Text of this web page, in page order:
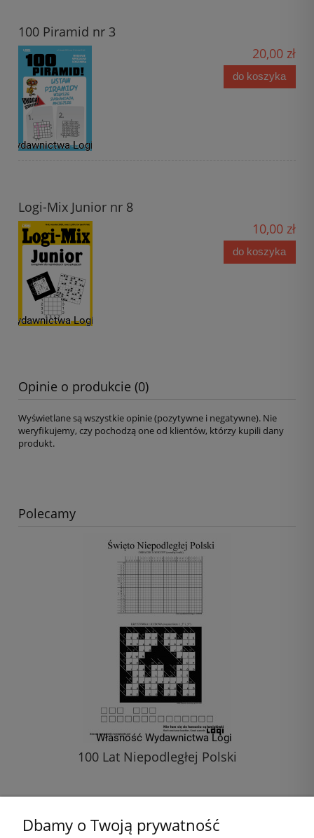
100 Piramid nr 3
20,00 zł
do koszyka
Logi-Mix Junior nr 8
10,00 zł
do koszyka
Opinie o produkcie (0)
Wyświetlane są wszystkie opinie (pozytywne i negatywne). Nie
weryfikujemy, czy pochodzą one od klientów, którzy kupili dany
produkt.
Polecamy
100 Lat Niepodległej Polski
do koszyka
Dbamy o Twoją prywatność